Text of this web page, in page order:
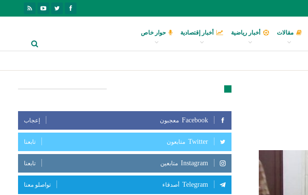
مقالات أخبار رياضية أخبار إقتصادية حوار خاص
Facebook معجبون إعجاب
Twitter متابعون تابعنا
Instagram متابعين تابعنا
Telegram أصدقاء تواصلو معنا